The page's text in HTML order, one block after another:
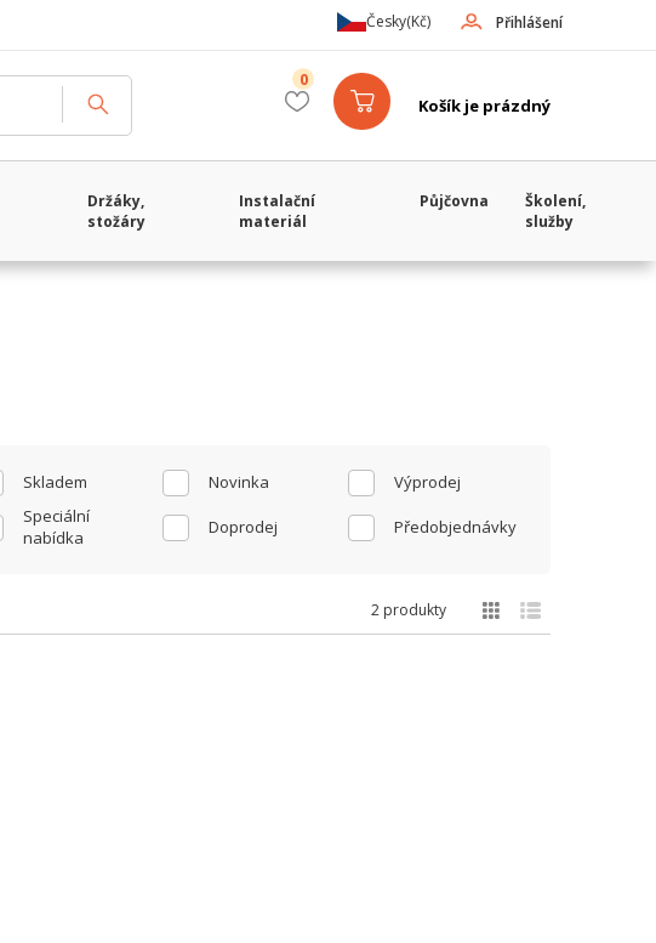
Přihlášení
Česky(Kč)
Košík je prázdný
0
Držáky,
stožáry
Instalační
materiál
Půjčovna
Školení,
služby
Skladem Novinka
Výprodej
Speciální
nabídka
Doprodej Předobjednávky
2 produkty